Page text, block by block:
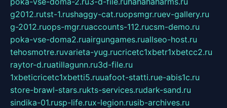
g2012.rutst-1.rushaggy-cat.ruopsmgr.ruev-gallery.ru
g-2012.ruops-mgr.ruaccounts-112.rucsm-demo.ru
poka-vse-doma2.ruairgungames.ruallseo-host.ru
tehosmotre.ruvarieta-yug.rucricetc1xbetr1xbetcc2.ru
raytor-d.ruatillagunn.ru3d-file.ru
1xbeticricetc1xbetti5.ruuafoot-statti.rue-abis1c.ru
store-brawl-stars.rukts-services.rudark-sand.ru
sindika-01.rusp-life.rux-legion.rusib-archives.ru